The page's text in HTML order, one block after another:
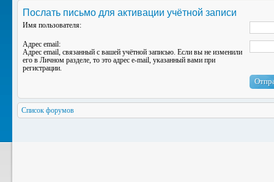
Послать письмо для активации учётной записи
Имя пользователя:
Адрес email:
Адрес email, связанный с вашей учётной записью. Если вы не изменили
его в Личном разделе, то это адрес e-mail, указанный вами при
регистрации.
Список форумов